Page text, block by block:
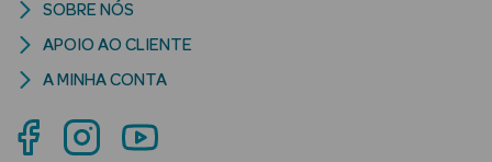
Águas de
Colónia
SOBRE NÓS
APOIO AO CLIENTE
A MINHA CONTA